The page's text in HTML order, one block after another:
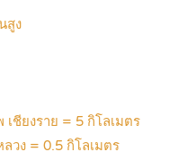
สูง
เชียงราย = 5 กิโลเมตร
วง = 0.5 กิโลเมตร